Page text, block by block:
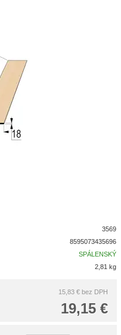
3569
8595073435696
SPÁLENSKÝ
2,81 kg
15,83 € bez DPH
19,15 €